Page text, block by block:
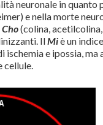
neuronale in quanto
e nella morte
Cho(colina,
IlMiè un
e ipossia,
cellule.